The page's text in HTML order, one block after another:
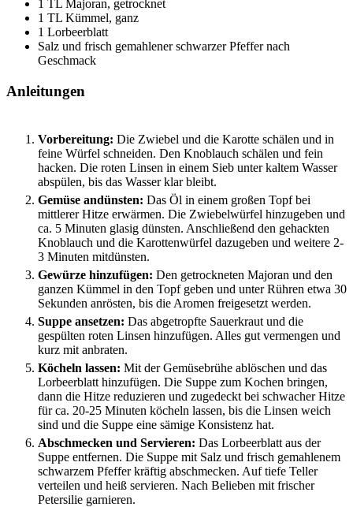
1 TL Majoran, getrocknet
1 TL Kümmel, ganz
1 Lorbeerblatt
Salz und frisch gemahlener schwarzer Pfeffer nach
Geschmack
Anleitungen
Vorbereitung: Die Zwiebel und die Karotte schälen und in
feine Würfel schneiden. Den Knoblauch schälen und fein
hacken. Die roten Linsen in einem Sieb unter kaltem Wasser
abspülen, bis das Wasser klar bleibt.
Gemüse andünsten: Das Öl in einem großen Topf bei
mittlerer Hitze erwärmen. Die Zwiebelwürfel hinzugeben und
ca. 5 Minuten glasig dünsten. Anschließend den gehackten
Knoblauch und die Karottenwürfel dazugeben und weitere 2-
3 Minuten mitdünsten.
Gewürze hinzufügen: Den getrockneten Majoran und den
ganzen Kümmel in den Topf geben und unter Rühren etwa 30
Sekunden anrösten, bis die Aromen freigesetzt werden.
Suppe ansetzen: Das abgetropfte Sauerkraut und die
gespülten roten Linsen hinzufügen. Alles gut vermengen und
kurz mit anbraten.
Köcheln lassen: Mit der Gemüsebrühe ablöschen und das
Lorbeerblatt hinzufügen. Die Suppe zum Kochen bringen,
dann die Hitze reduzieren und zugedeckt bei schwacher Hitze
für ca. 20-25 Minuten köcheln lassen, bis die Linsen weich
sind und die Suppe eine sämige Konsistenz hat.
Abschmecken und Servieren: Das Lorbeerblatt aus der
Suppe entfernen. Die Suppe mit Salz und frisch gemahlenem
schwarzem Pfeffer kräftig abschmecken. Auf tiefe Teller
verteilen und heiß servieren. Nach Belieben mit frischer
Petersilie garnieren.